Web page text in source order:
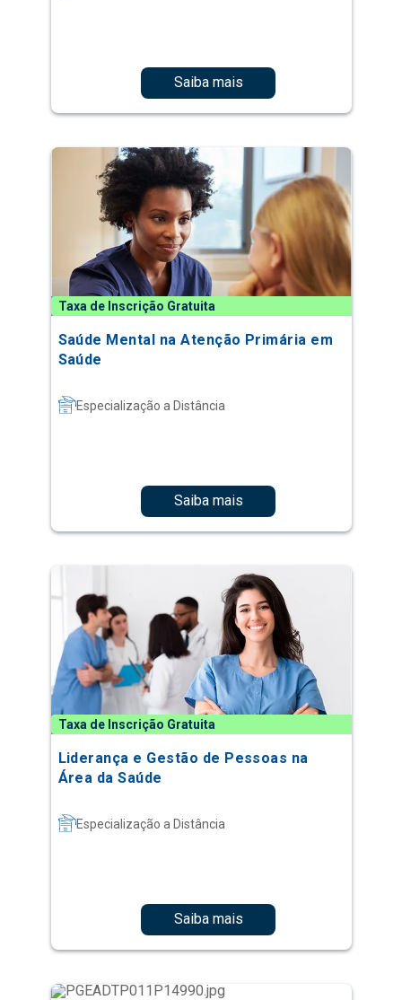
Saiba mais
Taxa de Inscrição Gratuita
Saúde Mental na Atenção Primária em
Saúde
Especialização a Distância
Saiba mais
Taxa de Inscrição Gratuita
Liderança e Gestão de Pessoas na
Área da Saúde
Especialização a Distância
Saiba mais